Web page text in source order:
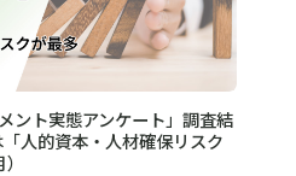
ント実態アンケート」調査結
人的資本・人材確保リスク